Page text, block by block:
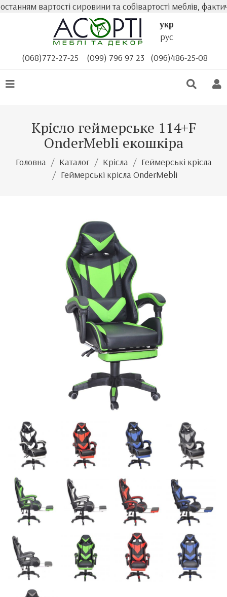
вартості сировини та собівартості меблів,
укр
рус
(068)772-27-25
(099) 796 97 23 (096)486-25-08
Крісло геймерське 114+F
OnderMebli екошкіра
Головна Каталог Крісла
Геймерські крісла
Геймерські крісла OnderMebli